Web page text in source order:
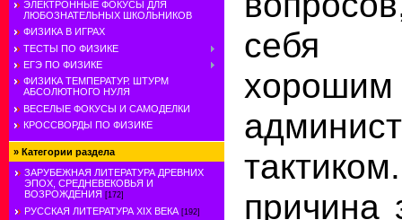
ЭЛЕКТРОННЫЕ ФОКУСЫ ДЛЯ
ЛЮБОЗНАТЕЛЬНЫХ ШКОЛЬНИКОВ
ФИЗИКА В ИГРАХ
ТЕСТЫ ПО ФИЗИКЕ
ЕГЭ ПО ФИЗИКЕ
ФИЗИКА ТЕМПЕРАТУР. ШТУРМ
АБСОЛЮТНОГО НУЛЯ
ВЕСЕЛЫЕ ФОКУСЫ И САМОДЕЛКИ
КРОССВОРДЫ ПО ФИЗИКЕ
» Категории раздела
ЗАРУБЕЖНАЯ ЛИТЕРАТУРА ДРЕВНИХ
ЭПОХ, СРЕДНЕВЕКОВЬЯ И
ВОЗРОЖДЕНИЯ [172]
РУССКАЯ ЛИТЕРАТУРА XIX ВЕКА [192]
себя
хорошим
причина